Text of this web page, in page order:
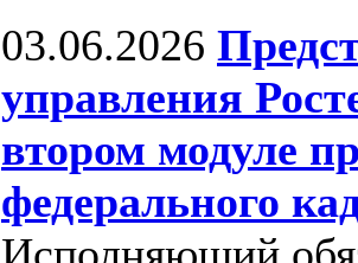
03.06.2026
управления
втором модуле
федерального